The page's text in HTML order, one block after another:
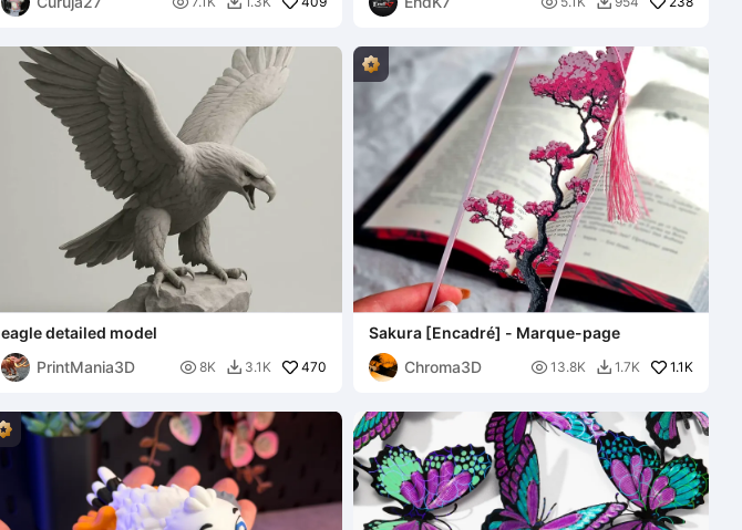
eagle detailed model
PrintMania3D
 8K  3.1K 470
Sakura [Encadré] - Marque-page
Chroma3D
 13.8K  1.7K 1.1K